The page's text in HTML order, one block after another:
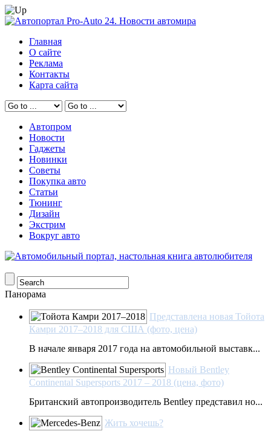
Главная
О сайте
Реклама
Контакты
Карта сайта
Автопром
Новости
Гаджеты
Новинки
Советы
Покупка авто
Статьи
Тюнинг
Дизайн
Экстрим
Вокруг авто
Панорама
Представлена новая Тойота
Камри 2017–2018 для США (фото, цена)
В начале января 2017 года на автомобильной выставк...
Новый Bentley
Continental Supersports 2017 – 2018 (цена, фото)
Британский автопроизводитель Bentley представил но...
Жить хочешь?